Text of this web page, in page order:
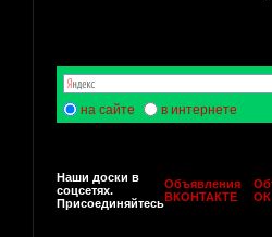
на сайте в интернете
Наши доски в
соцсетях.
Присоединяйтесь
Объявления
ВКОНТАКТЕ
ОК